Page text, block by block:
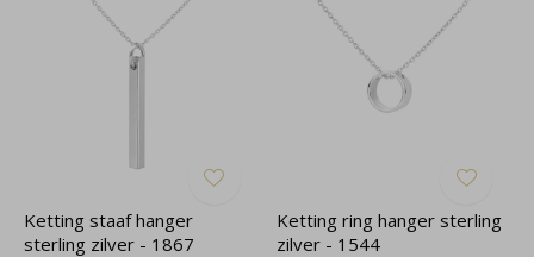
Ketting staaf hanger
sterling zilver - 1867
Ketting ring hanger sterling
zilver - 1544